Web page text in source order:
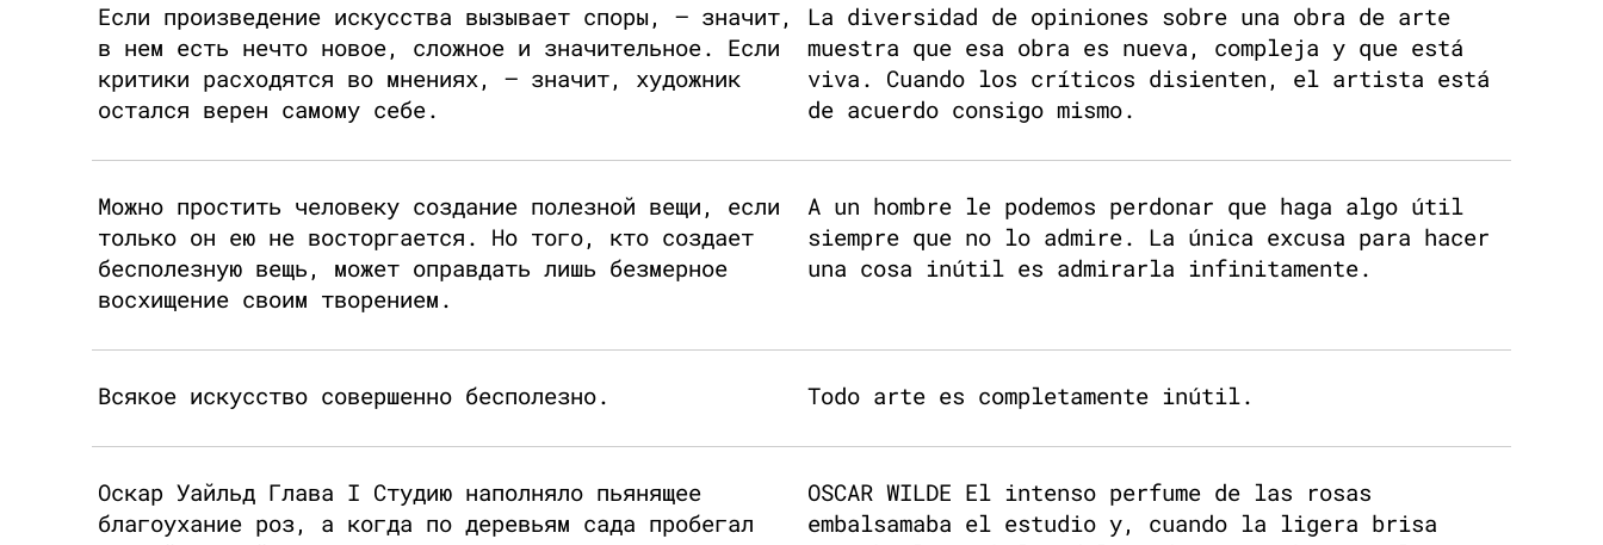
Если произведение искусства вызывает споры, — значит,
в нем есть нечто новое, сложное и значительное. Если
критики расходятся во мнениях, — значит, художник
остался верен самому себе.
La diversidad de opiniones sobre una obra de arte
muestra que esa obra es nueva, compleja y que está
viva. Cuando los críticos disienten, el artista está
de acuerdo consigo mismo.
Можно простить человеку создание полезной вещи, если
только он ею не восторгается. Но того, кто создает
бесполезную вещь, может оправдать лишь безмерное
восхищение своим творением.
A un hombre le podemos perdonar que haga algo útil
siempre que no lo admire. La única excusa para hacer
una cosa inútil es admirarla infinitamente.
Всякое искусство совершенно бесполезно. Todo arte es completamente inútil.
Оскар Уайльд Глава I Студию наполняло пьянящее
благоухание роз, а когда по деревьям сада пробегал
OSCAR WILDE El intenso perfume de las rosas
embalsamaba el estudio y, cuando la ligera brisa